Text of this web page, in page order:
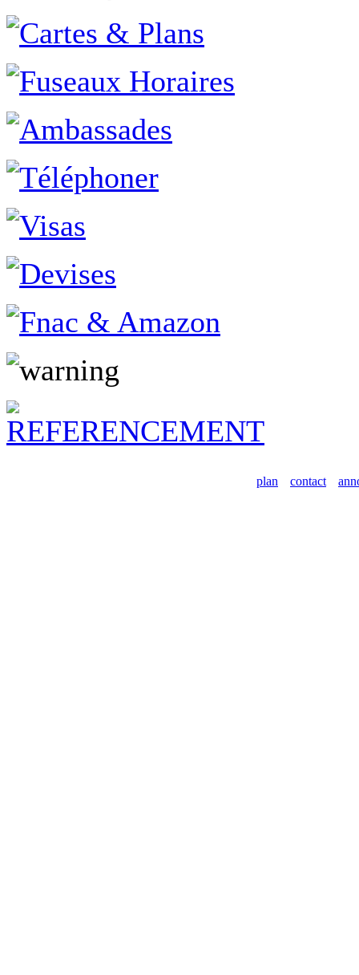
plan contact